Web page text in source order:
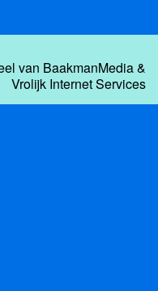
van BaakmanMedia&
Vrolijk Internet Services